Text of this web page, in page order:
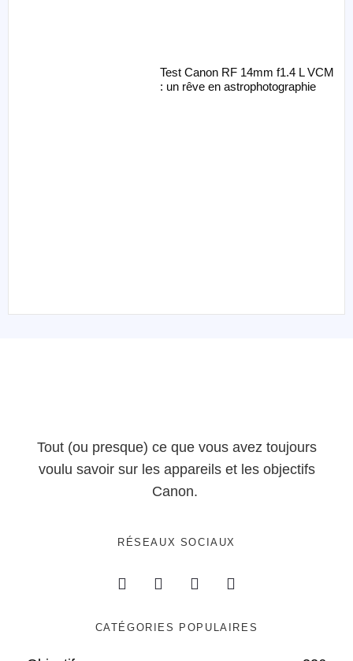
Test Canon RF 14mm f1.4 L VCM
: un rêve en astrophotographie
Tout (ou presque) ce que vous avez toujours
voulu savoir sur les appareils et les objectifs
Canon.
RÉSEAUX SOCIAUX
CATÉGORIES POPULAIRES